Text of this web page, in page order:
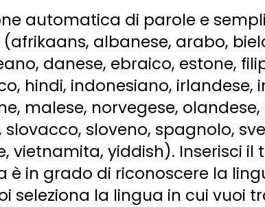
automatica di parole e
albanese, arabo,
danese, ebraico, estone,
hindi, indonesiano, irlandese,
malese, norvegese,
sloveno, spagnolo,
vietnamita, yiddish). Inserisci il
in grado di riconoscere la
seleziona la lingua in cui vuoi